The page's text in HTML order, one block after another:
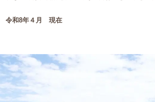
令和8年４月 現在